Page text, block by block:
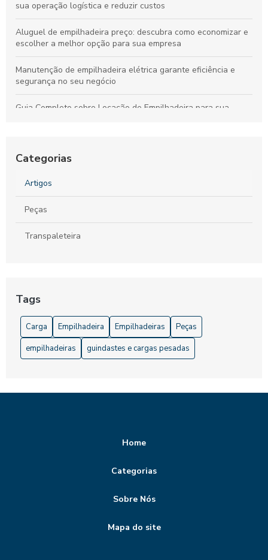
sua operação logística e reduzir custos
Aluguel de empilhadeira preço: descubra como economizar e
escolher a melhor opção para sua empresa
Manutenção de empilhadeira elétrica garante eficiência e
segurança no seu negócio
Guia Completo sobre Locação de Empilhadeira para sua
Empresa
Como Escolher a Melhor Selecionadora de Pedidos para Seu
Negócio
Peças para Empilhadeira: Como Escolher as Melhores Opções
para seu Equipamento
Categorias
Artigos
Peças
Transpaleteira
Tags
Carga Empilhadeira Empilhadeiras
Peças
empilhadeiras
guindastes e cargas pesadas
Home
Categorias
Sobre Nós
Mapa do site